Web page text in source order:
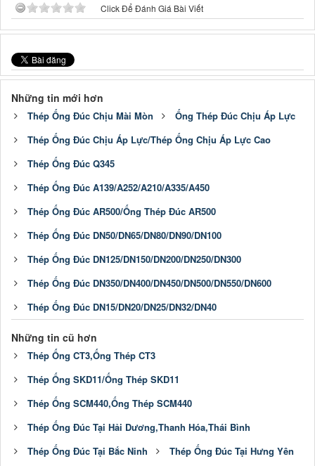
Click Để Đánh Giá Bài Viết
Những tin mới hơn
Thép Ống Đúc Chịu Mài Mòn
Ống Thép Đúc Chịu Áp Lực
Thép Ống Đúc Chịu Áp Lực/Thép Ống Chịu Áp Lực Cao
Thép Ống Đúc Q345
Thép Ống Đúc A139/A252/A210/A335/A450
Thép Ống Đúc AR500/Ống Thép Đúc AR500
Thép Ống Đúc DN50/DN65/DN80/DN90/DN100
Thép Ống Đúc DN125/DN150/DN200/DN250/DN300
Thép Ống Đúc DN350/DN400/DN450/DN500/DN550/DN600
Thép Ống Đúc DN15/DN20/DN25/DN32/DN40
Những tin cũ hơn
Thép Ống CT3,Ống Thép CT3
Thép Ống SKD11/Ống Thép SKD11
Thép Ống SCM440,Ống Thép SCM440
Thép Ống Đúc Tại Hải Dương,Thanh Hóa,Thái Bình
Thép Ống Đúc Tại Bắc Ninh
Thép Ống Đúc Tại Hưng Yên